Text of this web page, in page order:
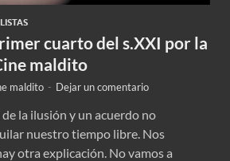
LISTAS
cuarto del s.XXI por la
maldito
maldito - Dejar un comentario
la ilusión y un acuerdo no
nuestro tiempo libre. Nos
otra explicación. No vamos a